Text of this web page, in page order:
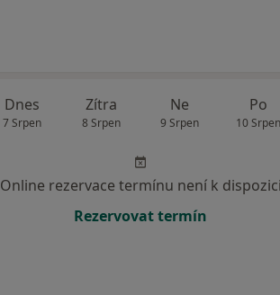
Dnes
7 Srpen
Zítra
8 Srpen
Ne
9 Srpen
Po
10 Srpen
Online rezervace termínu není k dispozici
Rezervovat termín